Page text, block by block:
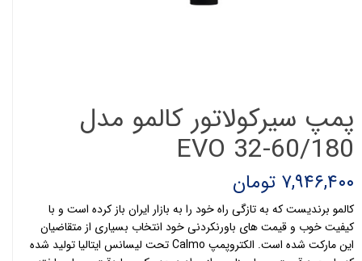
پمپ سیرکولاتور کالمو مدل
EVO 32-60/180
۷,۹۴۶,۴۰۰ تومان
کالمو برندیست که به تازگی راه خود را به بازار ایران باز کرده است و با
کیفیت خوب و قیمت های باورنکردنی خود انتخاب بسیاری از متقاضیان
این مارکت شده است. الکتروپمپ Calmo تحت لیسانس ایتالیا تولید شده